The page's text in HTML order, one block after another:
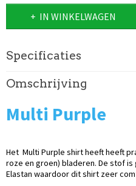
IN WINKELWAGEN
Specificaties
Productcode
249-390
Omschrijving
Multi Purple
Het Multi Purple shirt heeft heeft
roze en groen) bladeren. De stof is
Elastan waardoor dit shirt zeer